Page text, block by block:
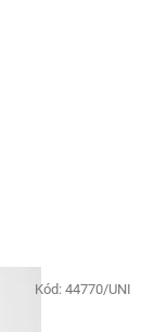
Kód: 44770/UNI